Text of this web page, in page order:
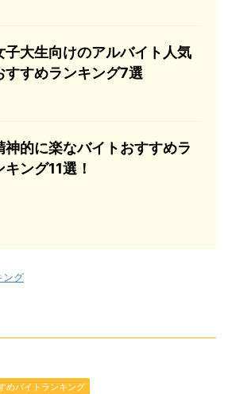
子大生向けのアルバイト人気
すすめランキング7選
神的に楽なバイトおすすめラ
キング11選！
ング
めバイトランキング